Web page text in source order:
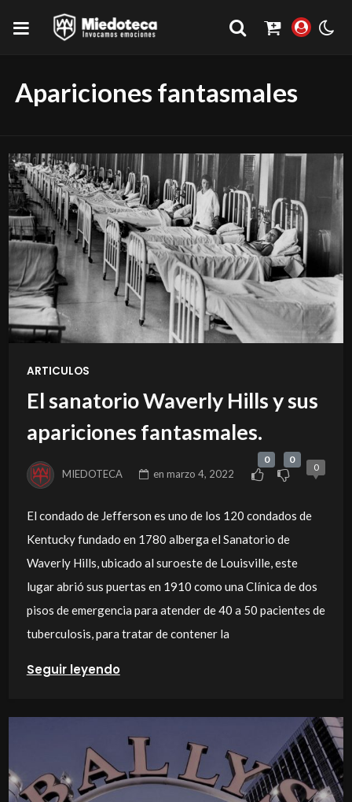
Apariciones fantasmales
ARTICULOS
El sanatorio Waverly Hills y sus
apariciones fantasmales.
MIEDOTECA enmarzo 4, 2022
0 0
0
El condado de Jefferson es uno de los 120 condados de
Kentucky fundado en 1780 alberga el Sanatorio de
Waverly Hills, ubicado al suroeste de Louisville, este
lugar abrió sus puertas en 1910 como una Clínica de dos
pisos de emergencia para atender de 40 a 50 pacientes de
tuberculosis, para tratar de contener la
Seguir leyendo